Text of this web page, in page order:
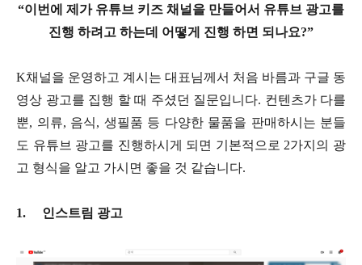
“이번에 제가 유튜브 키즈 채널을 만들어서 유튜브 광고를
진행 하려고 하는데 어떻게 진행 하면 되나요?”
K채널을 운영하고 계시는 대표님께서 처음 바름과 구글 동
영상 광고를 집행 할 때 주셨던 질문입니다. 컨텐츠가 다를
뿐, 의류, 음식, 생필품 등 다양한 물품을 판매하시는 분들
도 유튜브 광고를 진행하시게 되면 기본적으로 2가지의 광
고 형식을 알고 가시면 좋을 것 같습니다.
1. 인스트림 광고